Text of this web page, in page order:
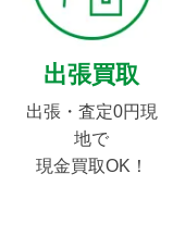
出張買取
出張・査定0円現
地で
現金買取OK！